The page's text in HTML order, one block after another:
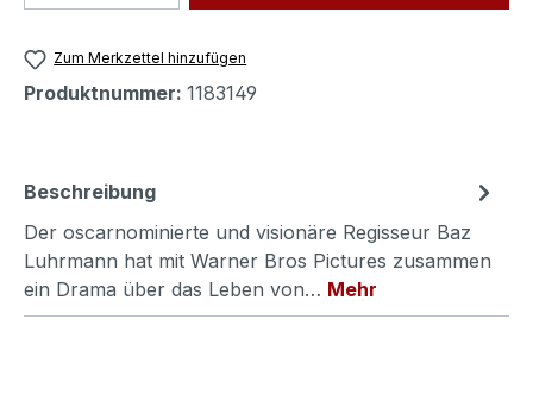
Zum Merkzettel hinzufügen
Produktnummer: 1183149
Beschreibung
Der oscarnominierte und visionäre Regisseur Baz
Luhrmann hat mit Warner Bros Pictures zusammen
ein Drama über das Leben von… Mehr